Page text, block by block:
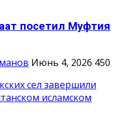
посетил Муфтия
Июнь 4, 2026 450